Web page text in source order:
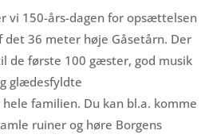
vi 150-års-dagen for opsættelsen
det 36 meter høje Gåsetårn. Der
de første 100 gæster, god musik
glædesfyldte
familien. Du kan bl.a. komme
ruiner og høre Borgens